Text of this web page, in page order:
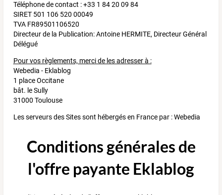
Téléphone de contact : +33 1 84 20 09 84
SIRET 501 106 520 00049
TVA FR89501106520
Directeur de la Publication: Antoine HERMITE, Directeur Général
Délégué
Pour vos règlements, merci de les adresser à :
Webedia - Eklablog
1 place Occitane
bât. le Sully
31000 Toulouse
Les serveurs des Sites sont hébergés en France par : Webedia
Conditions générales de
l'offre payante Eklablog